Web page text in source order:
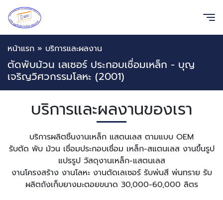
หน้าแรก » บริการและผลงาน
ตัดพับม้วน เลเซอร์ ประกอบเชื่อมเหล็ก - บุญ
เจริญวิศวกรรมโลหะ (2001)
บริการและผลงานของเรา
บริการผลิตชิ้นงานเหล็ก แสตนเลส ตามแบบ OEM
รับตัด พับ ม้วน เชื่อมประกอบเชื่อม เหล็ก-สแตนเลส งานขึ้นรูป
แปรรูป วัสดุงานเหล็ก-แสตนเลส
งานโครงสร้าง งานโลหะ งานตัดเลเซอร์ รับพ่นสี พ่นทราย รับ
ผลิตถังเก็บยางมะตอยขนาด 30,000-60,000 ลิตร